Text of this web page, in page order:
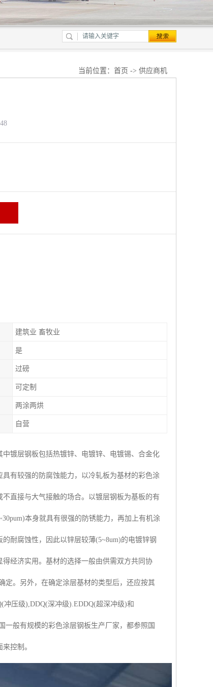
当前位置： 首页 -> 供应商机
建筑业 畜牧业
是
过磅
可定制
两涂两烘
自营
镀层钢板包括热镀锌、电镀锌、电镀锡、合金化
有较强的防腐蚀能力，以冷轧板为基材的彩色涂
直接与大气接触的场合。以镀层钢板为基板的有
本身就具有很强的防锈能力，再加上有机涂
耐腐蚀性，因此以锌层较薄(5~8um)的电镀锌钢
经济实用。基材的选择一般由供需双方共同协
定。另外，在确定涂层基材的类型后，还应按其
压级),DDQ(深冲级).EDDQ(超深冲级)和
一般有规模的彩色涂层钢板生产厂家，都参照国
控制。